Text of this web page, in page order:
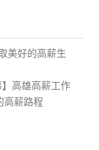
美好的高薪生
】高雄高薪工作
高薪路程